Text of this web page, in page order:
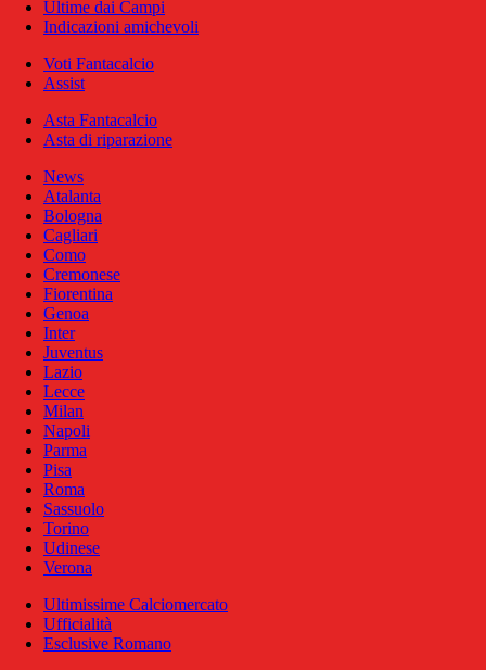
Ultime dai Campi
Indicazioni amichevoli
Voti Fantacalcio
Assist
Asta Fantacalcio
Asta di riparazione
News
Atalanta
Bologna
Cagliari
Como
Cremonese
Fiorentina
Genoa
Inter
Juventus
Lazio
Lecce
Milan
Napoli
Parma
Pisa
Roma
Sassuolo
Torino
Udinese
Verona
Ultimissime Calciomercato
Ufficialità
Esclusive Romano